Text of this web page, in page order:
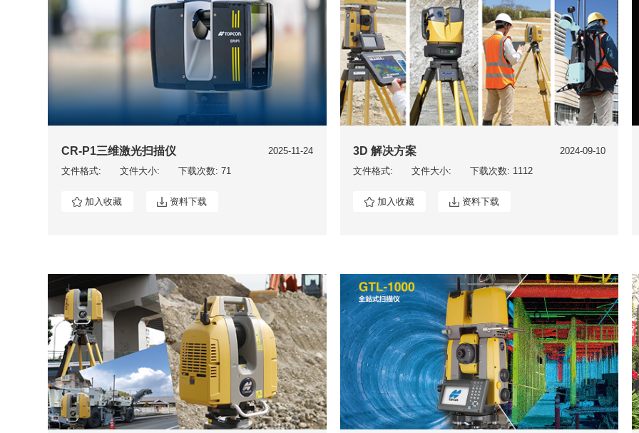
CR-P1三维激光扫描仪
2025-11-24
文件格式:
文件大小: 下载次数: 71
加入收藏 资料下载
3D 解决方案
2024-09-10
文件格式:
文件大小: 下载次数: 1112
加入收藏 资料下载